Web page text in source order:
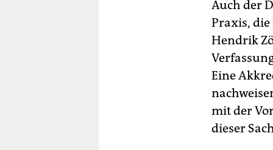
Auch der
Praxis, die
Hendrik
Eine
mit der
dieser